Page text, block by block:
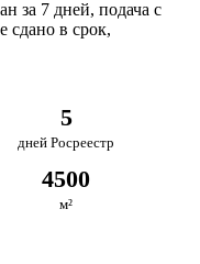
за 7 дней, подача с
сдано в срок,
5
дней Росреестр
4500
м²